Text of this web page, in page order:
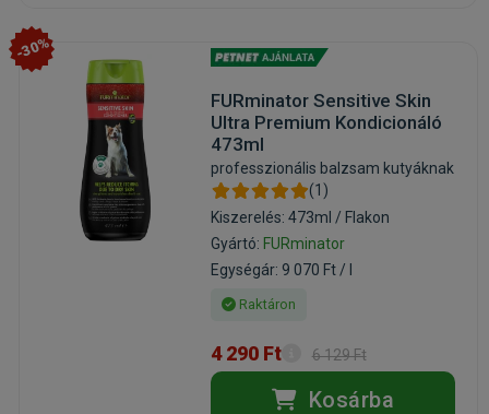
-30%
FURminator Sensitive Skin
Ultra Premium Kondicionáló
473ml
professzionális balzsam kutyáknak
(1)
Kiszerelés: 473ml / Flakon
Gyártó: FURminator
Egységár: 9 070 Ft / l
Raktáron
4 290 Ft 6 129 Ft
Kosárba